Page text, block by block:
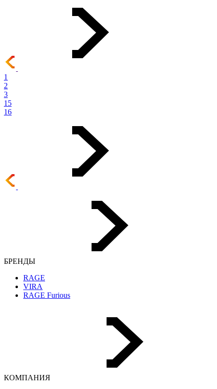
1
2
3
15
16
БРЕНДЫ
RAGE
VIRA
RAGE Furious
КОМПАНИЯ